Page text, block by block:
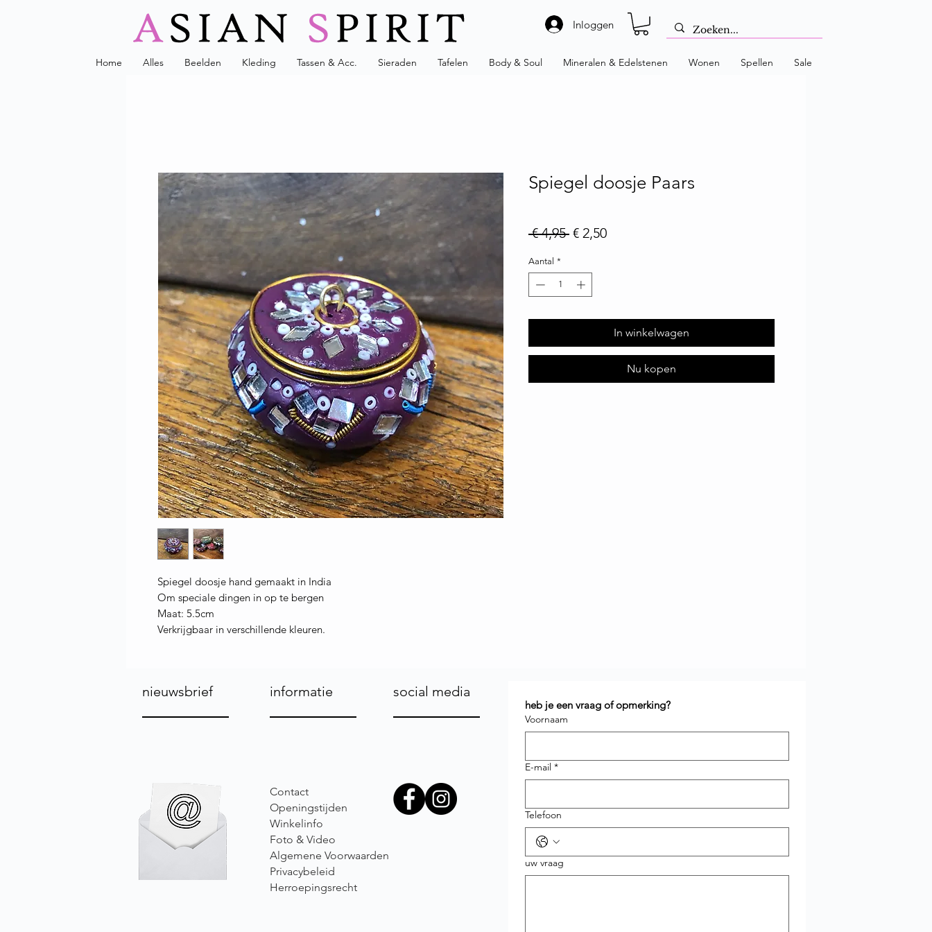
Inloggen
Home Alles Beelden Kleding Tassen & Acc. Sieraden Tafelen Body & Soul Mineralen & Edelstenen Wonen Spellen Sale
Spiegel doosje hand gemaakt in India
Om speciale dingen in op te bergen
Maat: 5.5cm
Verkrijgbaar in verschillende kleuren.
Spiegel doosje Paars
€ 4,95 Normale prijs
€ 2,50Verkoopprijs
Aantal *
In winkelwagen
Nu kopen
nieuwsbrief informatie social media
Contact
Openingstijden
Winkelinfo
Foto & Video
Algemene Voorwaarden
Privacybeleid
Herroepingsrecht
heb je een vraag of opmerking?
Voornaam
E-mail *
Telefoon
uw vraag